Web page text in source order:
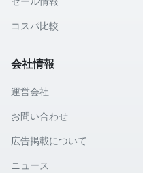
コスパ比較
会社情報
運営会社
お問い合わせ
広告掲載について
ニュース